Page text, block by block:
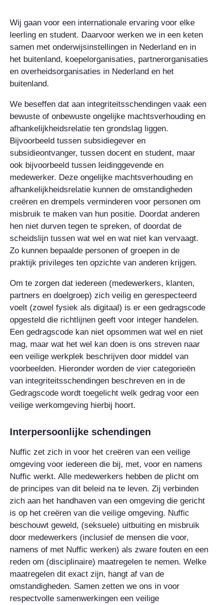
Wij gaan voor een internationale ervaring voor elke
leerling en student. Daarvoor werken we in een keten
samen met onderwijsinstellingen in Nederland en in
het buitenland, koepelorganisaties, partnerorganisaties
en overheidsorganisaties in Nederland en het
buitenland.
We beseffen dat aan integriteitsschendingen vaak een
bewuste of onbewuste ongelijke machtsverhouding en
afhankelijkheidsrelatie ten grondslag liggen.
Bijvoorbeeld tussen subsidiegever en
subsidieontvanger, tussen docent en student, maar
ook bijvoorbeeld tussen leidinggevende en
medewerker. Deze ongelijke machtsverhouding en
afhankelijkheidsrelatie kunnen de omstandigheden
creëren en drempels verminderen voor personen om
misbruik te maken van hun positie. Doordat anderen
hen niet durven tegen te spreken, of doordat de
scheidslijn tussen wat wel en wat niet kan vervaagt.
Zo kunnen bepaalde personen of groepen in de
praktijk privileges ten opzichte van anderen krijgen.
Om te zorgen dat iedereen (medewerkers, klanten,
partners en doelgroep) zich veilig en gerespecteerd
voelt (zowel fysiek als digitaal) is er een gedragscode
opgesteld die richtlijnen geeft voor integer handelen.
Een gedragscode kan niet opsommen wat wel en niet
mag, maar wat het wel kan doen is ons streven naar
een veilige werkplek beschrijven door middel van
voorbeelden. Hieronder worden de vier categorieën
van integriteitsschendingen beschreven en in de
Gedragscode wordt toegelicht welk gedrag voor een
veilige werkomgeving hierbij hoort.
Interpersoonlijke schendingen
Nuffic zet zich in voor het creëren van een veilige
omgeving voor iedereen die bij, met, voor en namens
Nuffic werkt. Alle medewerkers hebben de plicht om
de principes van dit beleid na te leven. Zij verbinden
zich aan het handhaven van een omgeving die gericht
is op het creëren van die veilige omgeving. Nuffic
beschouwt geweld, (seksuele) uitbuiting en misbruik
door medewerkers (inclusief de mensen die voor,
namens of met Nuffic werken) als zware fouten en een
reden om (disciplinaire) maatregelen te nemen. Welke
maatregelen dit exact zijn, hangt af van de
omstandigheden. Samen zetten we ons in voor
respectvolle samenwerkingen een veilige